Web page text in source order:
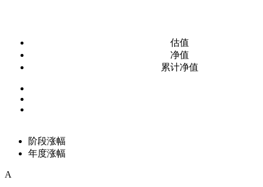
估值
净值
累计净值
阶段涨幅
年度涨幅
A